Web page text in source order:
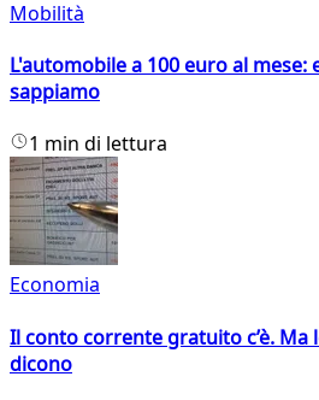
Mobilità
L'automobile a 100 euro al mese:
sappiamo
1 min di lettura
Economia
Il conto corrente gratuito c’è. Ma
dicono